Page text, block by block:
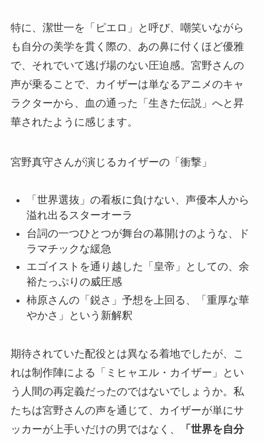
特に、潔世一を「ピエロ」と呼び、嘲笑いながら
も自分の美学を貫く際の、あの鼻に付くほど優雅
で、それでいて逃げ場のない圧迫感。宮野さんの
声が乗ることで、カイザーは単なるアニメのキャ
ラクターから、血の通った「生きた伝説」へと昇
華されたように感じます。
宮野真守さんが演じるカイザーの「衝撃」
「世界選抜」の看板に負けない、声優本人から
溢れ出るスターオーラ
台詞の一つひとつが舞台の幕開けのような、ド
ラマチックな緩急
エゴイストを通り越した「皇帝」としての、余
裕たっぷりの威圧感
柿原さんの「鋭さ」予想を上回る、「重厚な華
やかさ」という新解釈
期待されていた配役とは異なる着地でしたが、こ
れは制作陣による「ミヒャエル・カイザー」とい
う人間の再定義だったのではないでしょうか。私
たちは宮野さんの声を通じて、カイザーが単にサ
ッカーが上手いだけの男ではなく、
「世界を自分